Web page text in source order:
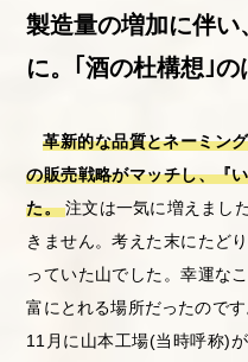
製造量の増加に伴
に。｢酒の杜構想｣の
革新的な品質とネーミン
の販売戦略がマッチし、『
た。注文は一気に増えまし
きません。考えた末にたど
っていた山でした。幸運な
富にとれる場所だったのです
11 月に山本工場(当時呼称)